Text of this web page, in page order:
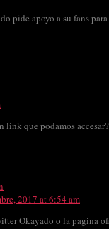
pide apoyo a su fans
link que podamos accesar?
2017 at 6:54 am
Okayado o la pagina